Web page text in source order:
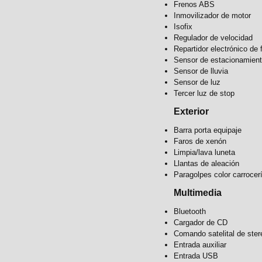
Frenos ABS
Inmovilizador de motor
Isofix
Regulador de velocidad
Repartidor electrónico de
Sensor de
Sensor de lluvia
Sensor de luz
Tercer luz de stop
Exterior
Barra porta equipaje
Faros de xenón
Limpia/lava luneta
Llantas de aleación
Paragolpes color
Multimedia
Bluetooth
Cargador de CD
Comando satelital de
Entrada auxiliar
Entrada USB